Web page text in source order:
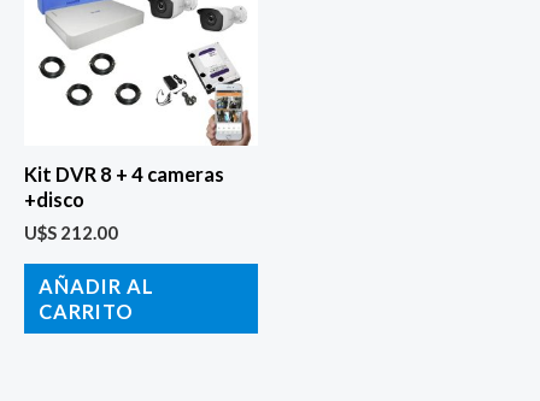
Kit DVR 8 + 4 cameras
+disco
U$S 212.00
AÑADIR AL
CARRITO